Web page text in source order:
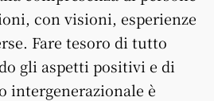
con visioni, esperienze
Fare tesoro di tutto
gli aspetti positivi e di
intergenerazionale è